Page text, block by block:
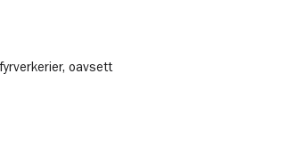
oavsett